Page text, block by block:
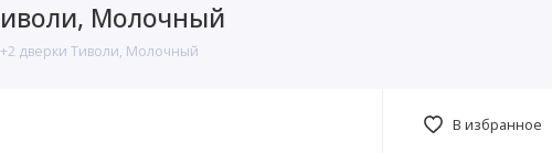
Молочный
дверки Тиволи, Молочный
В избранное